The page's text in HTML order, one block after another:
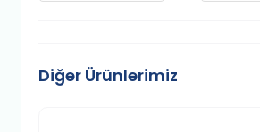
Diğer Ürünlerimiz